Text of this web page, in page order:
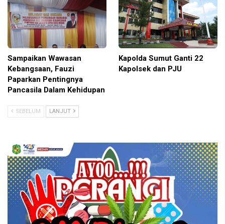
Sampaikan Wawasan
Kebangsaan, Fauzi
Paparkan Pentingnya
Pancasila Dalam Kehidupan
Kapolda Sumut Ganti 22
Kapolsek dan PJU
SEBELUM LANJUT